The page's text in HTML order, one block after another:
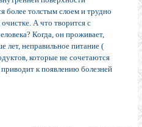
более толстым слоем и трудно
А что творится с
Когда, он проживает,
лет, неправильное питание (
которые не сочетаются
к появлению болезней